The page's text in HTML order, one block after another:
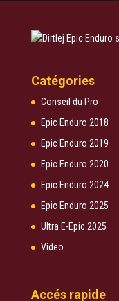
Catégories
Conseil du Pro
Epic Enduro 2018
Epic Enduro 2019
Epic Enduro 2020
Epic Enduro 2024
Epic Enduro 2025
Ultra E-Epic 2025
Video
Accés rapide